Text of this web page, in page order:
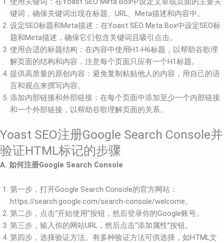
键词，确保关键词出现在标题、URL、Meta描述和内容中。
设定SEO标题和Meta描述：在Yoast SEO Meta Box中设定SEO标
题和Meta描述，确保它们包含关键词且吸引点击。
使用合适的标题结构：在内容中使用H1-H6标题，以帮助谷歌理
解页面的结构和内容，注意每个页面只应有一个H1标题。
提供高质量的原创内容：避免复制粘贴他人的内容，用自己的语
言和观点来撰写内容。
添加内部链接和外部链接：在每个页面中添加至少一个内部链接
和一个外部链接，以帮助谷歌理解页面的关系。
Yoast SEO注册Google Search Console并
验证HTML标记的步骤
A. 如何注册Google Search Console
第一步，打开Google Search Console的官方网站：
https://search.google.com/search-console/welcome。
第二步，点击“开始使用”按钮，然后登录你的Google账号。
第三步，输入你的网站URL，然后点击“添加属性”按钮。
第四步，选择验证方法。有多种验证方法可供选择，如HTML文